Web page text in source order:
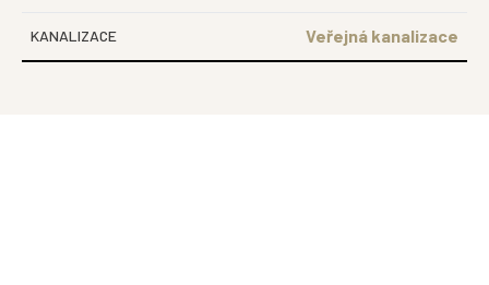
KANALIZACE Veřejná kanalizace